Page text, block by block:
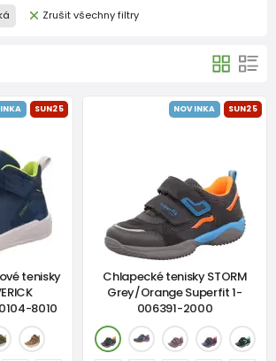
Zrušit všechny filtry
SUN25
tenisky
8010
NOVINKA SUN25
Chlapecké tenisky STORM
Grey/Orange Superfit 1-
006391-2000